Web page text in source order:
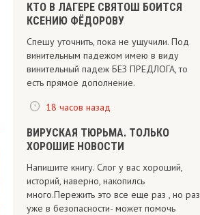
КТО В ЛАГЕРЕ СВЯТОШ БОИТСЯ
КСЕНИЮ ФЁДОРОВУ
Спешу уточнить, пока не ущучили. Под
винительным падежом имею в виду
винительный падеж БЕЗ ПРЕДЛОГА, то
есть прямое дополнение.
18 часов назад
ВИРУСКАЯ ТЮРЬМА. ТОЛЬКО
ХОРОШИЕ НОВОСТИ
Напишите книгу. Слог у вас хороший,
историй, наверно, накопилсь
много.Пережить это все еще раз , но раз
уже в безопасности- может помочь